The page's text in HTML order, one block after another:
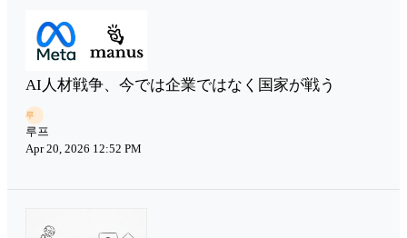
AI人材戦争、今では企業ではなく国家が戦う
루
루프
Apr 20, 2026 12:52 PM